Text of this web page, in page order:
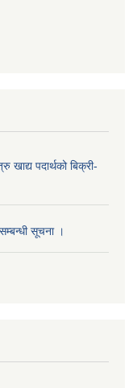
खाद्य पदार्थको बिक्री-
सूचना ।